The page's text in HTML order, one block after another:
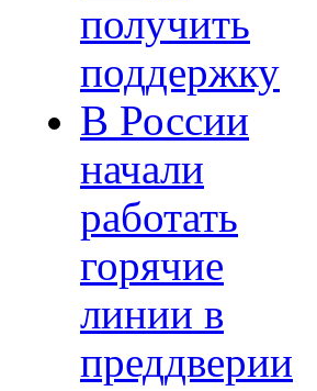
получить
поддержку
В России
начали
работать
горячие
линии в
преддверии